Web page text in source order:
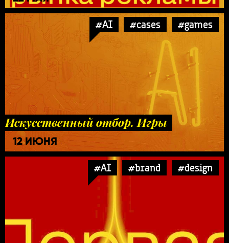
#AI #cases #games
Искусственный отбор. Игры
12 ИЮНЯ
#AI #brand #design